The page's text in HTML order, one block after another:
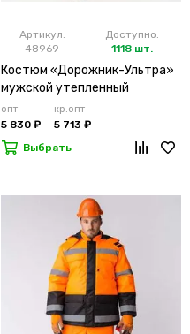
Артикул:
48969
Доступно:
1118 шт.
Костюм «Дорожник-Ультра»
мужской утепленный
оранжевый
опт
5 830 ₽
кр.опт
5 713 ₽
Выбрать